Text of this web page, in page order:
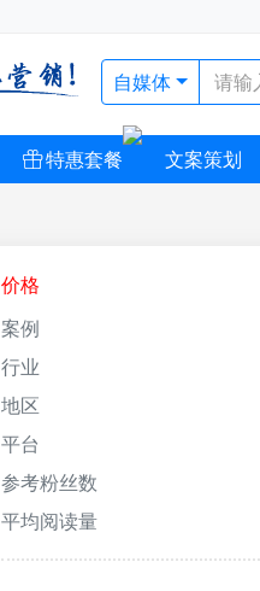
自媒体
特惠套餐 文案策划
价格
案例
行业
地区
平台
参考粉丝数
平均阅读量